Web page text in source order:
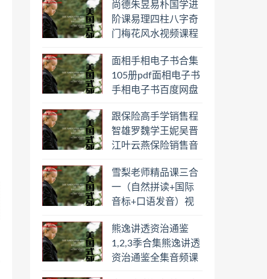
尚德朱昱易朴国学进
阶课易理四柱八字奇
门梅花风水视频课程
学习
面相手相电子书合集
105册pdf面相电子书
手相电子书百度网盘
跟保险高手学销售程
智雄罗魏学王妮吴晋
江叶云燕保险销售音
盘下载学习
雪梨老师精品课三合
一（自然拼读+国际
音标+口语发音）视
载学习
熊逸讲透资治通鉴
1,2,3季合集熊逸讲透
资治通鉴全集音频课